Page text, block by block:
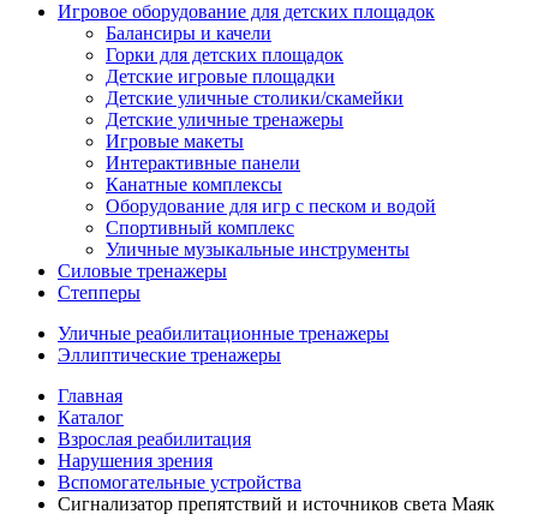
Игровое оборудование для детских площадок
Балансиры и качели
Горки для детских площадок
Детские игровые площадки
Детские уличные столики/скамейки
Детские уличные тренажеры
Игровые макеты
Интерактивные панели
Канатные комплексы
Оборудование для игр с песком и водой
Спортивный комплекс
Уличные музыкальные инструменты
Силовые тренажеры
Степперы
Уличные реабилитационные тренажеры
Эллиптические тренажеры
Главная
Каталог
Взрослая реабилитация
Нарушения зрения
Вспомогательные устройства
Сигнализатор препятствий и источников света Маяк